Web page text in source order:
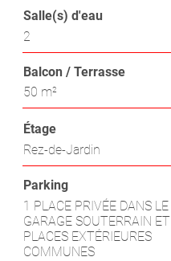
Salle(s) d'eau
2
Balcon / Terrasse
50 m²
Étage
Rez-de-Jardin
Parking
1 PLACE PRIVÉE DANS LE
GARAGE SOUTERRAIN ET
PLACES EXTÉRIEURES
COMMUNES